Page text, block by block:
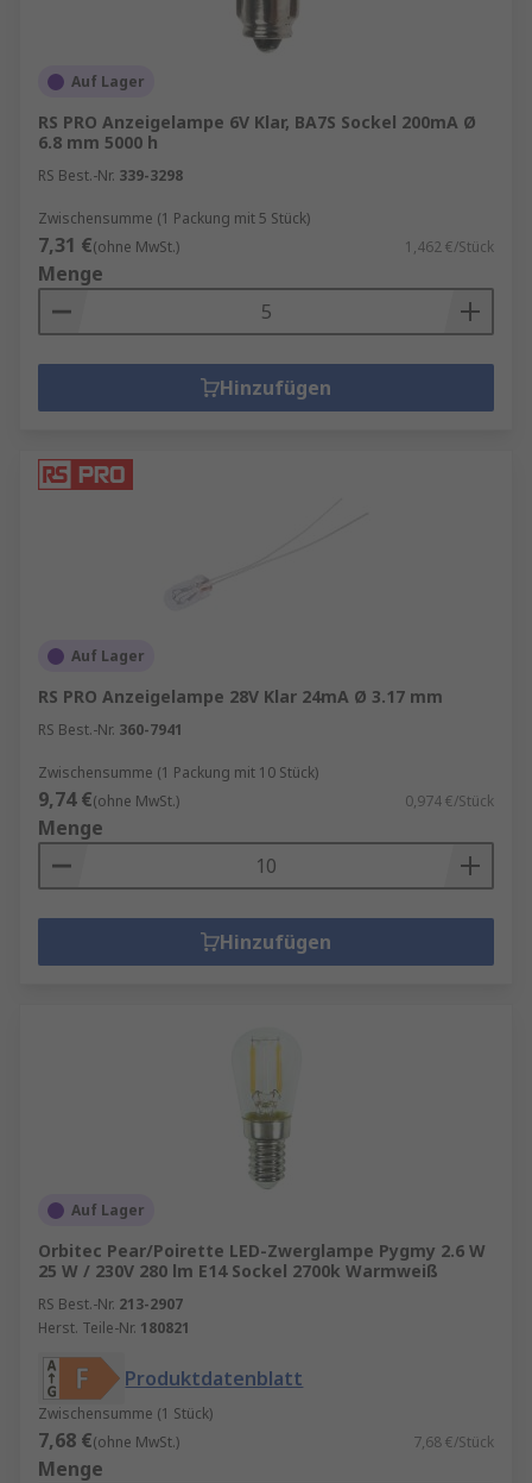
Auf Lager
RS PRO Anzeigelampe 6V Klar, BA7S Sockel 200mA Ø
6.8 mm 5000 h
RS Best.-Nr. 339-3298
Zwischensumme (1 Packung mit 5 Stück)
7,31 €(ohne MwSt.) 1,462 €/Stück
Menge
Hinzufügen
Auf Lager
RS PRO Anzeigelampe 28V Klar 24mA Ø 3.17 mm
RS Best.-Nr. 360-7941
Zwischensumme (1 Packung mit 10 Stück)
9,74 €(ohne MwSt.) 0,974 €/Stück
Menge
Hinzufügen
Auf Lager
Orbitec Pear/Poirette LED-Zwerglampe Pygmy 2.6 W
25 W / 230V 280 lm E14 Sockel 2700k Warmweiß
RS Best.-Nr. 213-2907
Herst. Teile-Nr. 180821
Produktdatenblatt
Zwischensumme (1 Stück)
7,68 €(ohne MwSt.) 7,68 €/Stück
Menge